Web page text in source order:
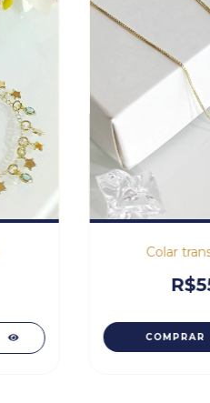
Colar
COMPRAR